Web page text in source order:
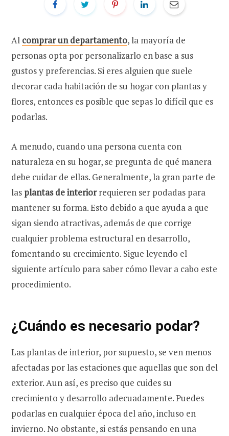
Al comprar un departamento, la mayoría de
personas opta por personalizarlo en base a sus
gustos y preferencias. Si eres alguien que suele
decorar cada habitación de su hogar con plantas y
flores, entonces es posible que sepas lo difícil que es
podarlas.
A menudo, cuando una persona cuenta con
naturaleza en su hogar, se pregunta de qué manera
debe cuidar de ellas. Generalmente, la gran parte de
las plantas de interiorrequieren ser podadas para
mantener su forma. Esto debido a que ayuda a que
sigan siendo atractivas, además de que corrige
cualquier problema estructural en desarrollo,
fomentando su crecimiento. Sigue leyendo el
siguiente artículo para saber cómo llevar a cabo este
procedimiento.
¿Cuándo es necesario podar?
Las plantas de interior, por supuesto, se ven menos
afectadas por las estaciones que aquellas que son del
exterior. Aun así, es preciso que cuides su
crecimiento y desarrollo adecuadamente. Puedes
podarlas en cualquier época del año, incluso en
invierno. No obstante, si estás pensando en una